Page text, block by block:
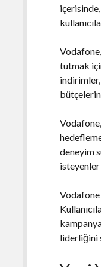
tutmak
deneyim
liderliğini